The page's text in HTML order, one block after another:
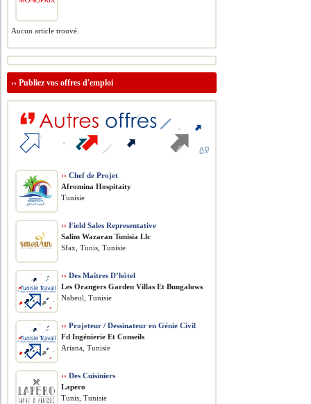
Aucun article trouvé.
››Publiez vos offres d'emploi
›› Chef de Projet
Afromina Hospitaity
Tunisie
›› Field Sales Representative
Salim Wazaran Tunisia Llc
Sfax, Tunis, Tunisie
›› Des Maîtres D’hôtel
Les Orangers Garden Villas Et Bungalows
Nabeul, Tunisie
›› Projeteur / Dessinateur en Génie Civil
Fd Ingénierie Et Conseils
Ariana, Tunisie
›› Des Cuisiniers
Lapero
Tunis, Tunisie